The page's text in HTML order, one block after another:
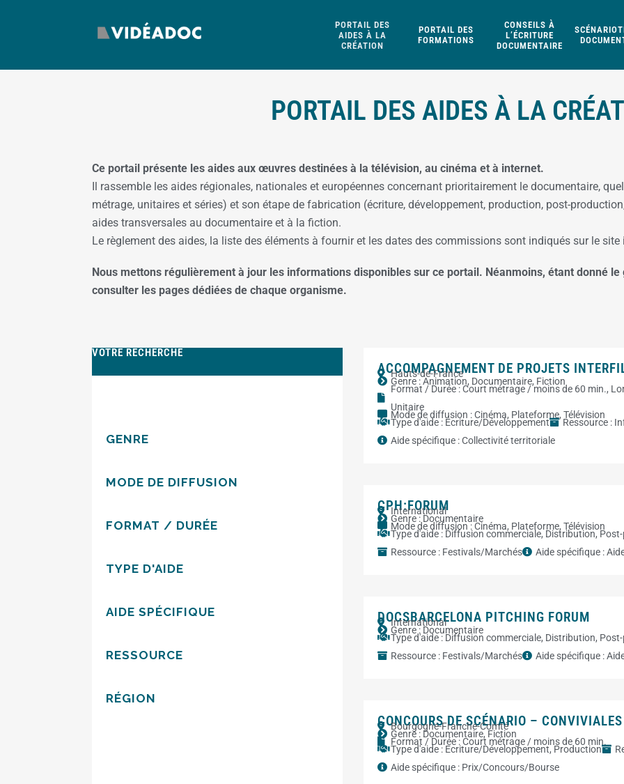
PORTAIL DES
AIDES À LA
CRÉATION
PORTAIL DES
FORMATIONS
CONSEILS À
L’ÉCRITURE
DOCUMENTAIRE
PORTAIL DES AIDES À LA
Ce portail présente les aides aux œuvres destinées à la télévision, au cinéma et à internet.
Il rassemble les aides régionales, nationales et européennes concernant prioritairement le documentaire,
métrage, unitaires et séries) et son étape de fabrication (écriture, développement, production, post-
aides transversales au documentaire et à la fiction.
Le règlement des aides, la liste des éléments à fournir et les dates des commissions sont indiqués sur le
Nous mettons régulièrement à jour les informations disponibles sur ce portail. Néanmoins, étant donné le
consulter les pages dédiées de chaque organisme.
VOTRE RECHERCHE
GENRE
MODE DE DIFFUSION
FORMAT / DURÉE
TYPE D'AIDE
AIDE SPÉCIFIQUE
RESSOURCE
RÉGION
ACCOMPAGNEMENT DE PROJETS
Hauts-de-France
Genre :Animation, Documentaire, Fiction
Format / Durée :Court métrage / moins de 60 min.,
Unitaire
Mode de diffusion :Cinéma, Plateforme, Télévision
Type d'aide : Ecriture/Développement Ressource :
Aide spécifique :Collectivité territoriale
CPH:FORUM
International
Genre : Documentaire
Mode de diffusion :Cinéma, Plateforme, Télévision
Type d'aide : Diffusion commerciale, Distribution,
Ressource : Festivals/Marchés Aide spécifique :
DOCSBARCELONA PITCHING FORUM
International
Genre : Documentaire
Type d'aide : Diffusion commerciale, Distribution,
Ressource : Festivals/Marchés Aide spécifique :
CONCOURS DE SCÉNARIO – CONVIVIALES
Bourgogne-Franche-Comté
Genre : Documentaire, Fiction
Format / Durée :Court métrage / moins de 60 min.
Type d'aide : Ecriture/Développement, Production
Aide spécifique : Prix/Concours/Bourse